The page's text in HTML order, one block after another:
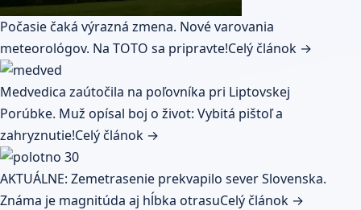
Počasie čaká výrazná zmena. Nové varovania
meteorológov. Na TOTO sa pripravte!Celý článok →
Medvedica zaútočila na poľovníka pri Liptovskej
Porúbke. Muž opísal boj o život: Vybitá pištoľ a
zahryznutie!Celý článok →
AKTUÁLNE: Zemetrasenie prekvapilo sever Slovenska.
Známa je magnitúda aj hĺbka otrasuCelý článok →